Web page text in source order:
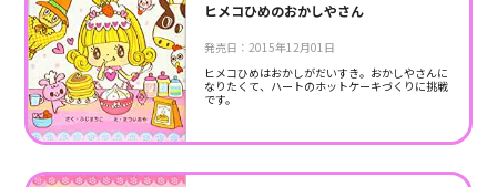
ヒメコひめのおかしやさん
発売日：2015年12月01日
ヒメコひめはおかしがだいすき。おかしやさんに
なりたくて、ハートのホットケーキづくりに挑戦
です。